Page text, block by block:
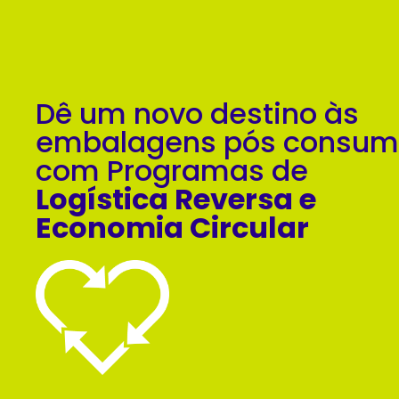
Dê um novo destino às
embalagens pós
com Programas de
Logística Reversa e
Economia Circular